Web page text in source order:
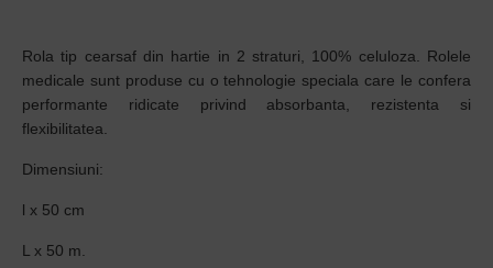
Rola tip cearsaf din hartie in 2 straturi, 100% celuloza. Rolele
medicale sunt produse cu o tehnologie speciala care le confera
performante ridicate privind absorbanta, rezistenta si
flexibilitatea.
Dimensiuni:
l x 50 cm
L x 50 m.